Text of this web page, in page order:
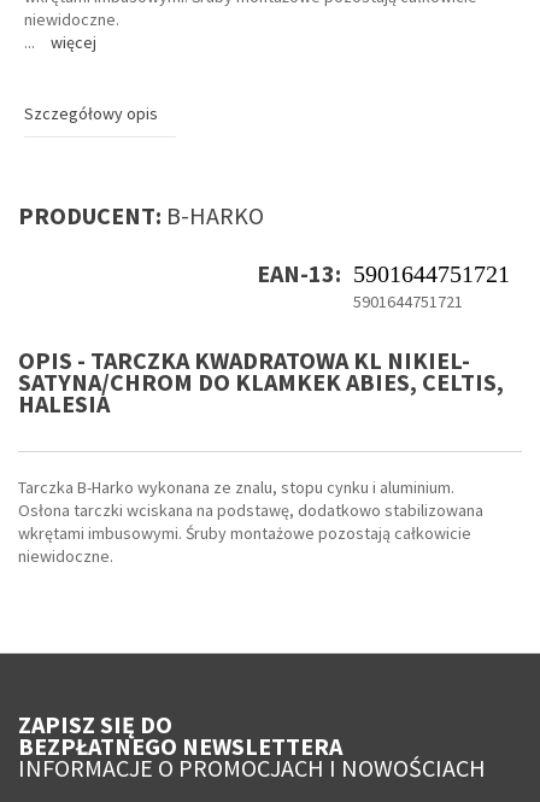
niewidoczne.
...
więcej
Szczegółowy opis
PRODUCENT: B-HARKO
EAN-13: 5901644751721
5901644751721
OPIS - TARCZKA KWADRATOWA KL NIKIEL-
SATYNA/CHROM DO KLAMKEK ABIES, CELTIS,
HALESIA
Tarczka B-Harko wykonana ze znalu, stopu cynku i aluminium.
Osłona tarczki wciskana na podstawę, dodatkowo stabilizowana
wkrętami imbusowymi. Śruby montażowe pozostają całkowicie
niewidoczne.
ZAPISZ SIĘ DO
BEZPŁATNEGO NEWSLETTERA
INFORMACJE O PROMOCJACH I NOWOŚCIACH